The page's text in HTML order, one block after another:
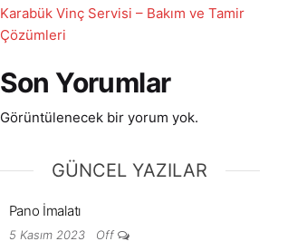
Karabük Vinç Servisi – Bakım ve Tamir
Çözümleri
Son Yorumlar
Görüntülenecek bir yorum yok.
GÜNCEL YAZILAR
Pano İmalatı
5 Kasım 2023 Off